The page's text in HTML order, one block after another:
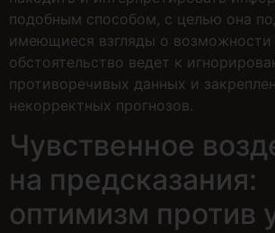
подобным способом, с целью она
имеющиеся взгляды о возможности
обстоятельство ведет к
противоречивых данных и
некорректных прогнозов.
Чувственное
на предсказания:
оптимизм против